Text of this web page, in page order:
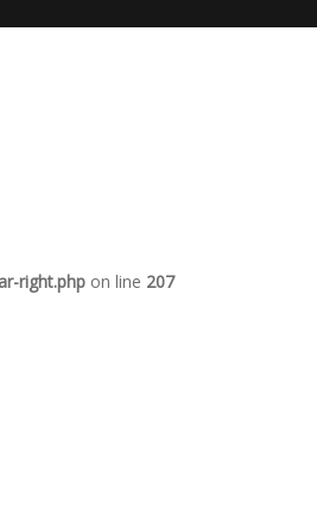
right.php on line 207